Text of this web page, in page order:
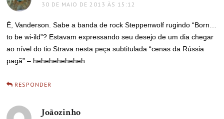
30 DE MAIO DE 2013 ÀS 15:12
É, Vanderson. Sabe a banda de rock Steppenwolf rugindo “Born…
to be wi-ild”? Estavam expressando seu desejo de um dia chegar
ao nível do tio Strava nesta peça subtitulada “cenas da Rússia
pagã” – heheheheheheh
RESPONDER
Joãozinho